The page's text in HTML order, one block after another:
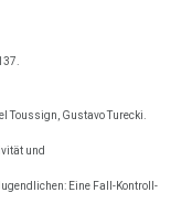
Toussign, Gustavo Turecki.
und
Eine Fall-Kontroll-